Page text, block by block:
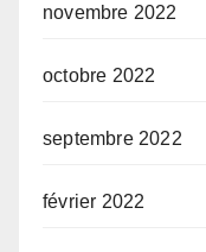
novembre 2022
octobre 2022
septembre 2022
février 2022